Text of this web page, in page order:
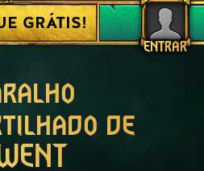
ENTRAR
GRÁTIS!
de